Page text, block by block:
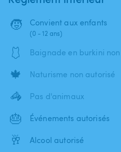
🧒 Convient aux enfants
(0 - 12 ans)
🩱 Baignade en burkini
🍁 Naturisme non autorisé
🦓 Pas d'animaux
🎂 Événements autorisés
🥂 Alcool autorisé